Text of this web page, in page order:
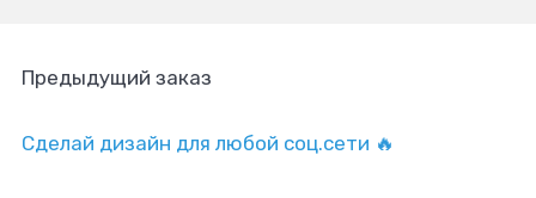
Предыдущий заказ
Сделай дизайн для любой соц.сети 🔥